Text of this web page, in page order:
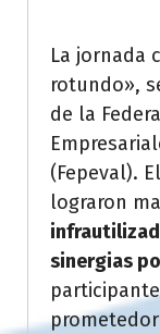
La jornada
rotundo»,
de la
(Fepeval).
lograron
sinergias